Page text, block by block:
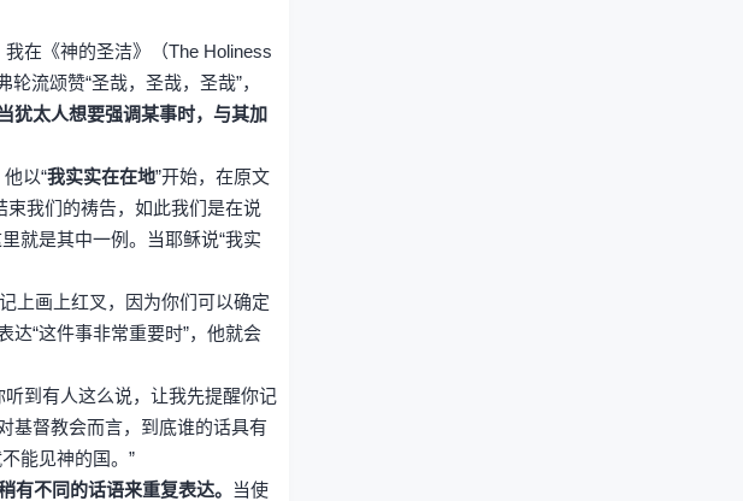
在《神的圣洁》（The Holiness
流颂赞“圣哉，圣哉，圣哉”，
犹太人想要强调某事时，与其加
以“我实实在在地”开始，在原文
束我们的祷告，如此我们是在说
就是其中一例。当耶稣说“我实
上画上红叉，因为你们可以确定
达“这件事非常重要时”，他就会
到有人这么说，让我先提醒你记
基督教会而言，到底谁的话具有
能见神的国。”
不同的话语来重复表达。
当使